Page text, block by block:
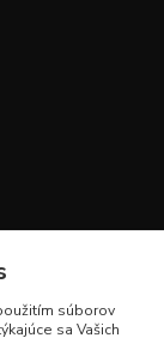
súborov
sa Vašich